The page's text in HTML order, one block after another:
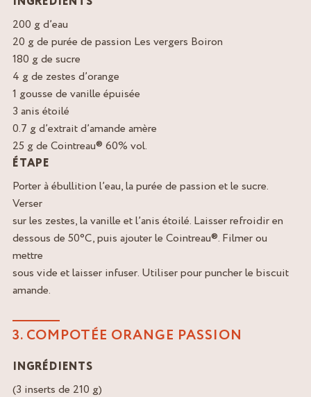
200 g d’eau
20 g de purée de passion Les vergers Boiron
180 g de sucre
4 g de zestes d’orange
1 gousse de vanille épuisée
3 anis étoilé
0.7 g d’extrait d’amande amère
25 g de Cointreau® 60% vol.
ÉTAPE
Porter à ébullition l’eau, la purée de passion et le sucre.
Verser
sur les zestes, la vanille et l’anis étoilé. Laisser refroidir en
dessous de 50°C, puis ajouter le Cointreau®. Filmer ou
mettre
sous vide et laisser infuser. Utiliser pour puncher le biscuit
amande.
3. COMPOTÉE ORANGE PASSION
INGRÉDIENTS
(3 inserts de 210 g)